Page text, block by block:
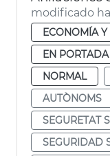
modificado
ECONOMÍA
EN PORTADA
NORMAL
AUTÒNOMS
SEGURETAT
SEGURIDAD